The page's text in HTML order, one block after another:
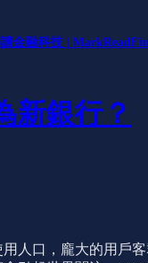
金融科技 |
新銀行？
人口，龐大的用戶